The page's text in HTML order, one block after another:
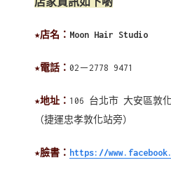
★店名： Moon Hair Studio
★電話： 02－2778 9471
★地址： 106 台北市 大安區敦
（捷運忠孝敦化站旁）
★臉書： https://